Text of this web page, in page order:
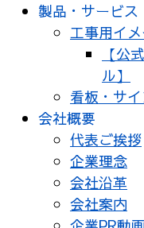
製品・サービス
工事用イ
【公
ル】
看板・サイ
会社概要
代表ご挨拶
企業理念
会社沿革
会社案内